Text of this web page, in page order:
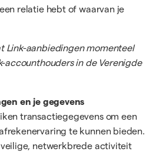
relatie hebt of waarvan je
Link-aanbiedingen momenteel
accounthouders in de Verenigde
en je gegevens
transactiegegevens om een
te kunnen bieden.
netwerkbrede activiteit